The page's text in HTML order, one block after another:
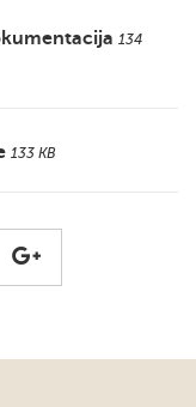
134
133 KB